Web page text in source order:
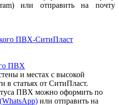
или отправить на почту
ПВХ
и местах с высокой
в статьях от СитиПласт.
ПВХ можно оформить по
или отправить на